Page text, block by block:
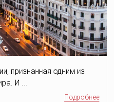
признанная одним из
И ...
Подробнее